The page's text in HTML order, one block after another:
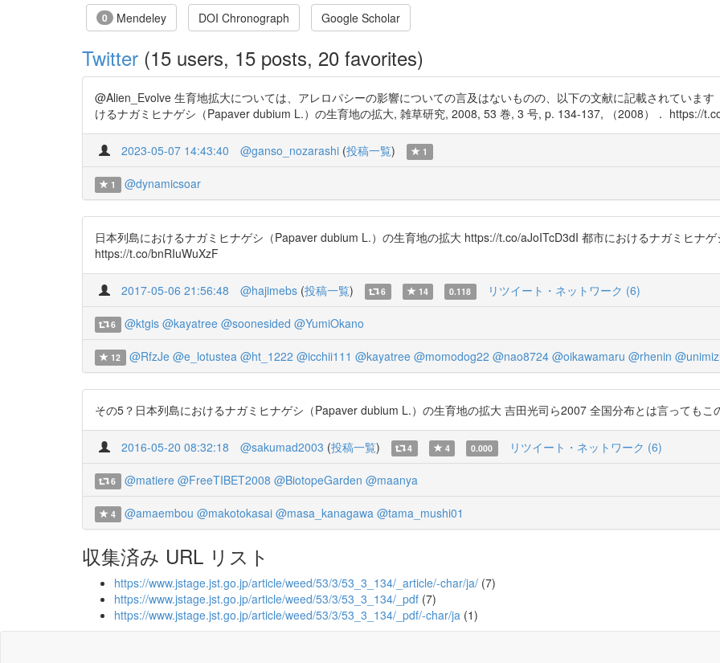
0 Mendeley DOI Chronograph Google Scholar
Twitter (15 users, 15 posts, 20 favorites)
@Alien_Evolve 生育地拡大については、アレロパシーの影響についての言及はないものの、以下の文献に記載されていま
けるナガミヒナゲシ（Papaver dubium L.）の生育地の拡大, 雑草研究, 2008, 53 巻, 3 号, p. 134-137, （2008）． https://
2023-05-07 14:43:40 @ganso_nozarashi (投稿一覧) 1
1 @dynamicsoar
日本列島におけるナガミヒナゲシ（Papaver dubium L.）の生育地の拡大 https://t.co/aJoITcD3dI 都市におけるナガミヒナ
https://t.co/bnRIuWuXzF
2017-05-06 21:56:48 @hajimebs (投稿一覧) 6 14 0.118 リツイート・ネットワーク (6)
6 @ktgis @kayatree @soonesided @YumiOkano
12 @RfzJe @e_lotustea @ht_1222 @icchii111 @kayatree @momodog22 @nao8724 @oikawamaru @rhenin
その5？日本列島におけるナガミヒナゲシ（Papaver dubium L.）の生育地の拡大 吉田光司ら2007 全国分布とは言っても
2016-05-20 08:32:18 @sakumad2003 (投稿一覧) 4 4 0.000 リツイート・ネットワーク (6)
6 @matiere @FreeTIBET2008 @BiotopeGarden @maanya
4 @amaembou @makotokasai @masa_kanagawa @tama_mushi01
収集済み URL リスト
https://www.jstage.jst.go.jp/article/weed/53/3/53_3_134/_article/-char/ja/ (7)
https://www.jstage.jst.go.jp/article/weed/53/3/53_3_134/_pdf (7)
https://www.jstage.jst.go.jp/article/weed/53/3/53_3_134/_pdf/-char/ja (1)